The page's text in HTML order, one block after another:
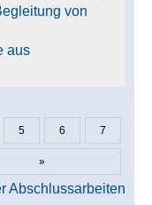
von
aus
5 6 7
»
Abschlussarbeiten